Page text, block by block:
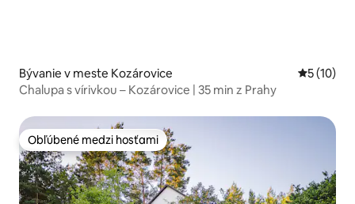
Bývanie v meste Kozárovice
5 (10)
Chalupa s vírivkou – Kozárovice | 35 min z Prahy
Obľúbené medzi hosťami
Obľúbené medzi hosťami